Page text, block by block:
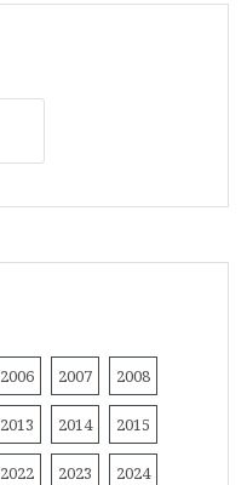
2006 2007 2008
2013 2014 2015
2022 2023 2024